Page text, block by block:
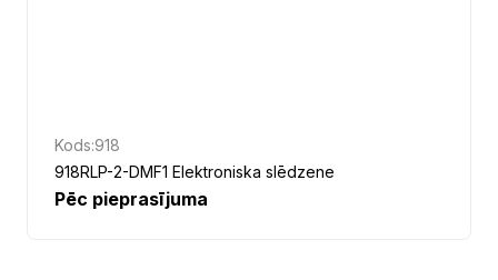
Kods:918
918RLP-2-DMF1 Elektroniska slēdzene
Pēc pieprasījuma